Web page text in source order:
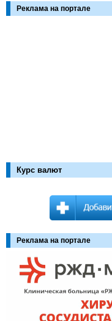
Реклама на портале
Курс валют
Реклама на портале